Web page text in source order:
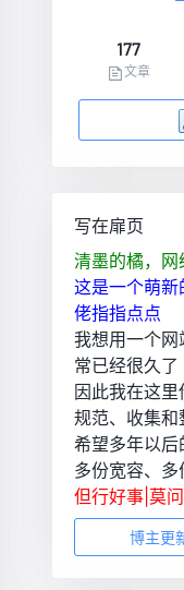
177
文章
写在扉页
清墨的橘，
这是一个萌
佬指指点点
我想用一个
常已经很久了
因此我在这
规范、收集
希望多年以后
多份宽容、多
但行好事|莫
博主更